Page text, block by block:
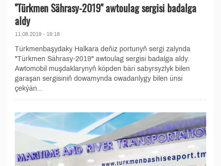
"Türkmen Sährasy-2019" awtoulag sergisi badalga
aldy
11.08.2019 - 19:18
Türkmenbaşydaky Halkara deňiz portunyň sergi zalynda
"Türkmen Sährasy-2019" awtoulag sergisi badalga aldy.
Awtomobil muşdaklarynyň köpden bäri sabyrsyzlyk bilen
garaşan sergisiniň dowamynda owadanlygy bilen ünsi
çekýän...